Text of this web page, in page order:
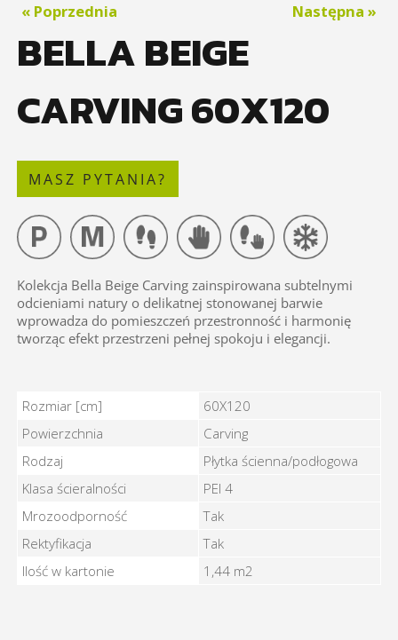
« Poprzednia Następna »
BELLA BEIGE
CARVING 60X120
MASZ PYTANIA?
Kolekcja Bella Beige Carving zainspirowana subtelnymi
odcieniami natury o delikatnej stonowanej barwie
wprowadza do pomieszczeń przestronność i harmonię
tworząc efekt przestrzeni pełnej spokoju i elegancji.
BELLA BEIGE CARVING 60X120 - Cechy
Rozmiar [cm]
60X120
Powierzchnia
Carving
Rodzaj
Płytka ścienna/podłogowa
Klasa ścieralności
PEI 4
Mrozoodporność
Tak
Rektyfikacja
Tak
Ilość w kartonie
1,44 m2